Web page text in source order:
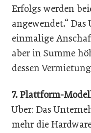
Erfolgs werden
angewendet.“
einmalige
aber in Summe
dessen
7. Plattform-
Uber: Das
mehr die